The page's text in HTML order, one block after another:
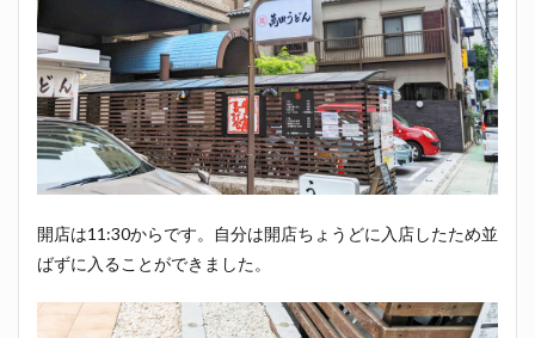
開店は11:30からです。自分は開店ちょうどに入店したため並
ばずに入ることができました。